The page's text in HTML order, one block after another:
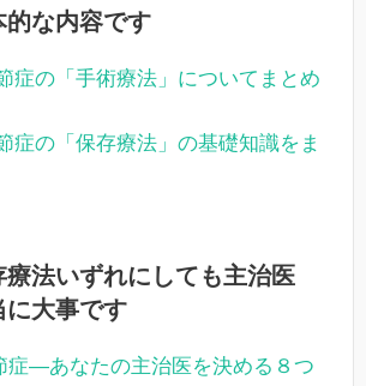
的な内容です
症の「手術療法」についてまとめ
症の「保存療法」の基礎知識をま
療法いずれにしても主治医
に大事です
症―あなたの主治医を決める８つ